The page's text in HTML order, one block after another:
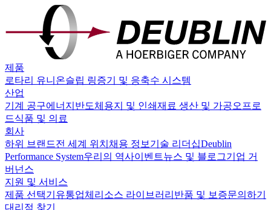
제품
로타리 유니온슬립 링증기 및 응축수 시스템
산업
기계 공구에너지 반도체 용지 및 인쇄재료 생산 및 가공오프로
드식품 및 의료
회사
하위 브랜드전 세계 위치 채용 정보 기술 리더십Deublin
Performance System우리의 역사이벤트뉴스 및 블로그기업 거
버넌스
지원 및 서비스
제품 선택기 유통업체 리소스 라이브러리 반품 및 보증문의하기
대리점 찾기